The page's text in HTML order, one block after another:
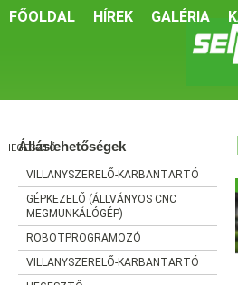
FŐOLDAL HÍREK GALÉRIA
HEGESZTŐ
Álláslehetőségek
VILLANYSZERELŐ-KARBANTARTÓ
GÉPKEZELŐ (ÁLLVÁNYOS CNC
MEGMUNKÁLÓGÉP)
ROBOTPROGRAMOZÓ
VILLANYSZERELŐ-KARBANTARTÓ